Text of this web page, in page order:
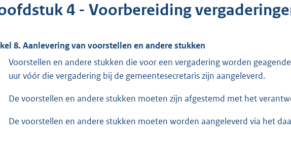
4 - Voorbereiding
8. Aanlevering van voorstellen en andere stukken
Voorstellen en andere stukken die voor een vergadering worden
uur vóór die vergadering bij de gemeentesecretaris zijn aangeleverd.
De voorstellen en andere stukken moeten zijn afgestemd met het
De voorstellen en andere stukken moeten worden aangeleverd via het